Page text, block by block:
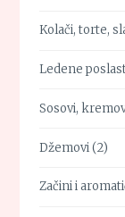
Kolači, torte,
Ledene
Sosovi,
Džemovi(2)
Začini i